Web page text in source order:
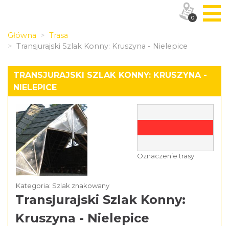
Główna
Trasa
Transjurajski Szlak Konny: Kruszyna - Nielepice
TRANSJURAJSKI SZLAK KONNY: KRUSZYNA -
NIELEPICE
Kategoria: Szlak znakowany
Transjurajski Szlak Konny:
Kruszyna - Nielepice
Oznaczenie trasy
0